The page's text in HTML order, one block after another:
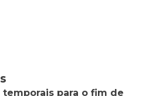
para o fim de